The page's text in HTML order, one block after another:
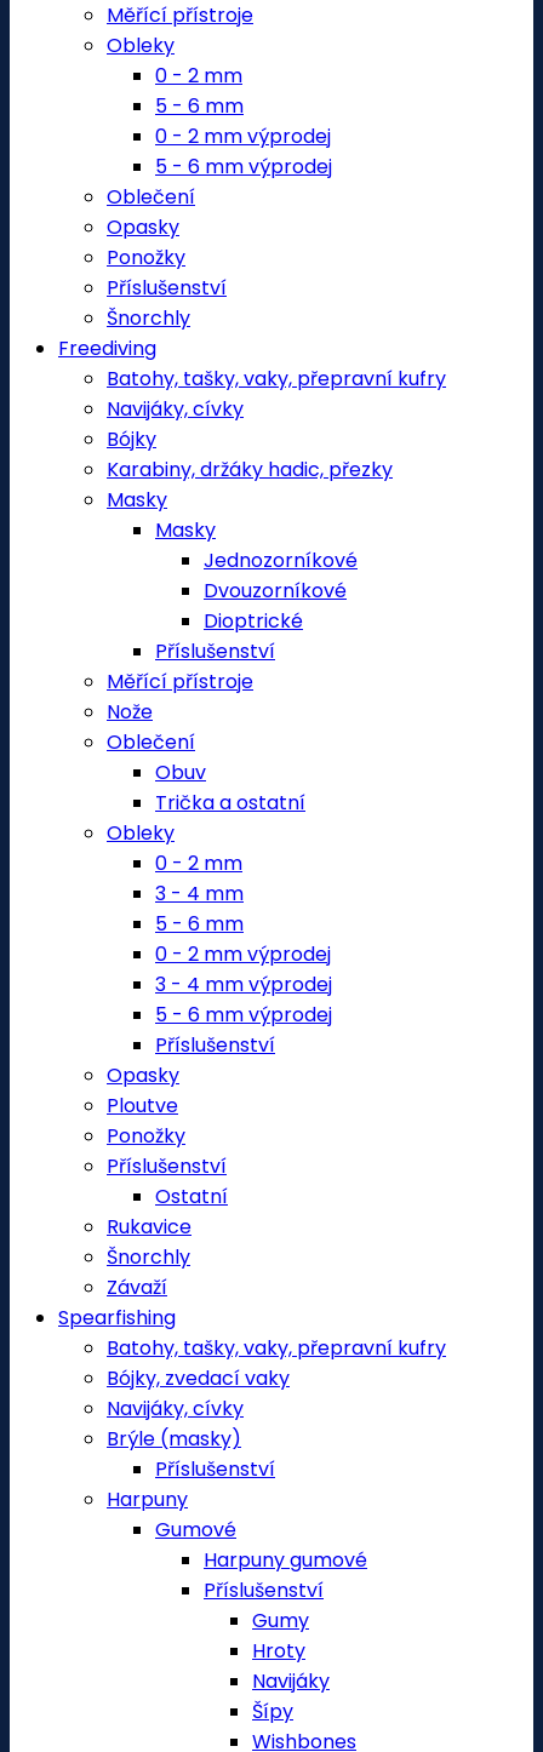
Měřící přístroje
Obleky
0 - 2 mm
5 - 6 mm
0 - 2 mm výprodej
5 - 6 mm výprodej
Oblečení
Opasky
Ponožky
Příslušenství
Šnorchly
Freediving
Batohy, tašky, vaky, přepravní kufry
Navijáky, cívky
Bójky
Karabiny, držáky hadic, přezky
Masky
Masky
Jednozorníkové
Dvouzorníkové
Dioptrické
Příslušenství
Měřící přístroje
Nože
Oblečení
Obuv
Trička a ostatní
Obleky
0 - 2 mm
3 - 4 mm
5 - 6 mm
0 - 2 mm výprodej
3 - 4 mm výprodej
5 - 6 mm výprodej
Příslušenství
Opasky
Ploutve
Ponožky
Příslušenství
Ostatní
Rukavice
Šnorchly
Závaží
Spearfishing
Batohy, tašky, vaky, přepravní kufry
Bójky, zvedací vaky
Navijáky, cívky
Brýle (masky)
Příslušenství
Harpuny
Gumové
Harpuny gumové
Příslušenství
Gumy
Hroty
Navijáky
Šípy
Wishbones